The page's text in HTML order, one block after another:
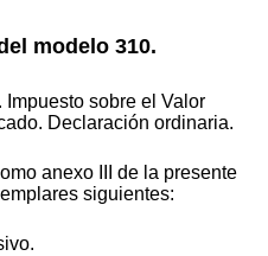
modelo 310.
sobre el Valor
Declaración ordinaria.
anexo III de la presente
siguientes: